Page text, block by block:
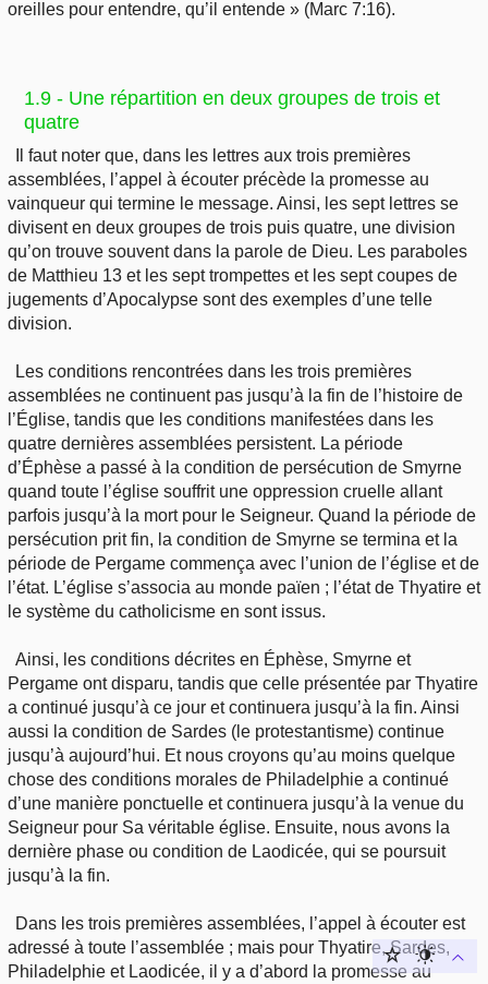
oreilles pour entendre, qu’il entende » (Marc 7:16).
1.9 - Une répartition en deux groupes de trois et
quatre
Il faut noter que, dans les lettres aux trois premières
assemblées, l’appel à écouter précède la promesse au
vainqueur qui termine le message. Ainsi, les sept lettres se
divisent en deux groupes de trois puis quatre, une division
qu’on trouve souvent dans la parole de Dieu. Les paraboles
de Matthieu 13 et les sept trompettes et les sept coupes de
jugements d’Apocalypse sont des exemples d’une telle
division.
Les conditions rencontrées dans les trois premières
assemblées ne continuent pas jusqu’à la fin de l’histoire de
l’Église, tandis que les conditions manifestées dans les
quatre dernières assemblées persistent. La période
d’Éphèse a passé à la condition de persécution de Smyrne
quand toute l’église souffrit une oppression cruelle allant
parfois jusqu’à la mort pour le Seigneur. Quand la période de
persécution prit fin, la condition de Smyrne se termina et la
période de Pergame commença avec l’union de l’église et de
l’état. L’église s’associa au monde païen ; l’état de Thyatire et
le système du catholicisme en sont issus.
Ainsi, les conditions décrites en Éphèse, Smyrne et
Pergame ont disparu, tandis que celle présentée par Thyatire
a continué jusqu’à ce jour et continuera jusqu’à la fin. Ainsi
aussi la condition de Sardes (le protestantisme) continue
jusqu’à aujourd’hui. Et nous croyons qu’au moins quelque
chose des conditions morales de Philadelphie a continué
d’une manière ponctuelle et continuera jusqu’à la venue du
Seigneur pour Sa véritable église. Ensuite, nous avons la
dernière phase ou condition de Laodicée, qui se poursuit
jusqu’à la fin.
Dans les trois premières assemblées, l’appel à écouter est
adressé à toute l’assemblée ; mais pour Thyatire, Sardes,
Philadelphie et Laodicée, il y a d’abord la promesse au